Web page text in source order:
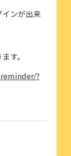
ンが出来
す。
?